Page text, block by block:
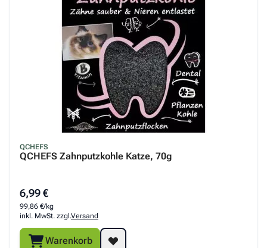
QCHEFS
QCHEFS Zahnputzkohle Katze, 70g
6,99 €
99,86 €/kg
inkl. MwSt. zzgl.Versand
Warenkorb